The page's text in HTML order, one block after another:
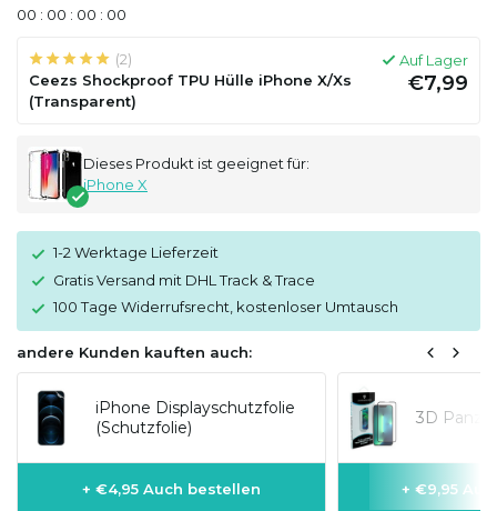
00 : 00 : 00 : 00
(2)
Ceezs Shockproof TPU Hülle iPhone X/Xs
(Transparent)
Auf Lager
€7,99
Dieses Produkt ist geeignet für:
iPhone X
1-2 Werktage Lieferzeit
Gratis Versand mit DHL Track & Trace
100 Tage Widerrufsrecht, kostenloser Umtausch
andere Kunden kauften auch:
iPhone Displayschutzfolie
(Schutzfolie)
+ €4,95 Auch bestellen
3D
+ €9,95